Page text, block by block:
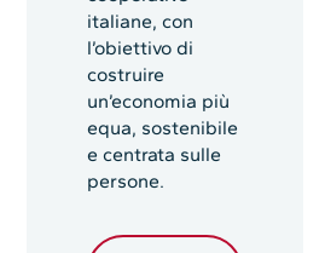
italiane, con
l’obiettivo di
costruire
un’economia più
equa, sostenibile
e centrata sulle
persone.